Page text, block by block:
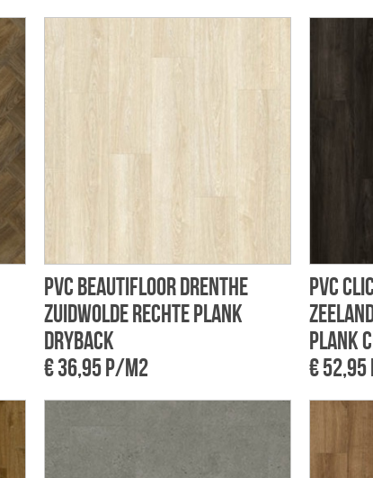
PVC Beautifloor Drenthe
Zuidwolde rechte plank
dryback
€ 36,95 p/m2
PVC
plank
€